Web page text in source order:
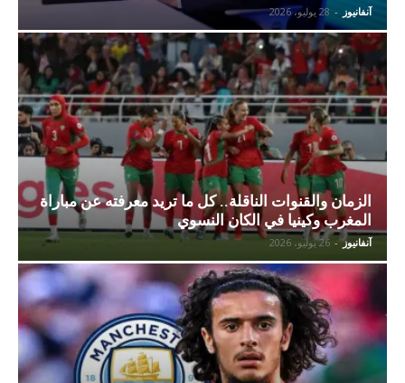
آنفانيوز - 28 يوليو، 2026
الزمان والقنوات الناقلة.. كل ما تريد معرفته عن مباراة
المغرب وكينيا في الكان النسوي
آنفانيوز - 26 يوليو، 2026